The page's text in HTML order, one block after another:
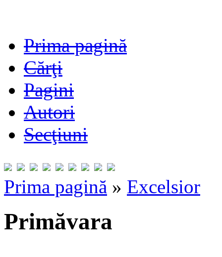
Prima pagină
Cărţi
Pagini
Autori
Secţiuni
Prima pagină » Excelsior
Primăvara